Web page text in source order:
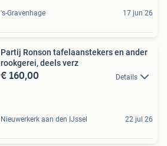
's-Gravenhage 17 jun 26
Partij Ronson tafelaanstekers en ander
rookgerei, deels verz
€ 160,00 Details
Nieuwerkerk aan den IJssel 22 jul 26